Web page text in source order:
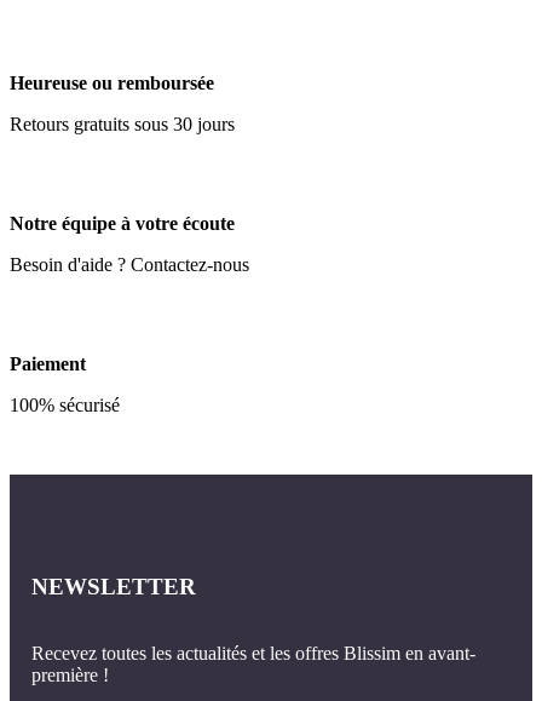
Heureuse ou remboursée
Retours gratuits sous 30 jours
Notre équipe à votre écoute
Besoin d'aide ? Contactez-nous
Paiement
100% sécurisé
NEWSLETTER
Recevez toutes les actualités et les offres Blissim en avant-
première !